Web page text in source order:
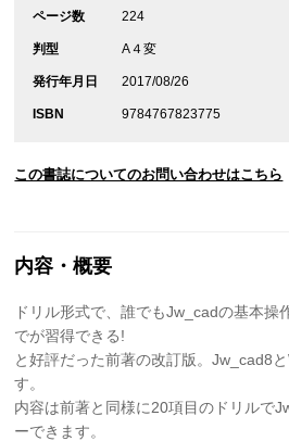
ページ数 224
判型 A４変
発行年月日 2017/08/26
ISBN 9784767823775
この書誌についてのお問い合わせはこちら
内容・概要
ドリル形式で、誰でもJw_cadの基本操
でが習得できる!
と好評だった前著の改訂版。Jw_cad8
す。
内容は前著と同様に20項目のドリルで
ーできます。